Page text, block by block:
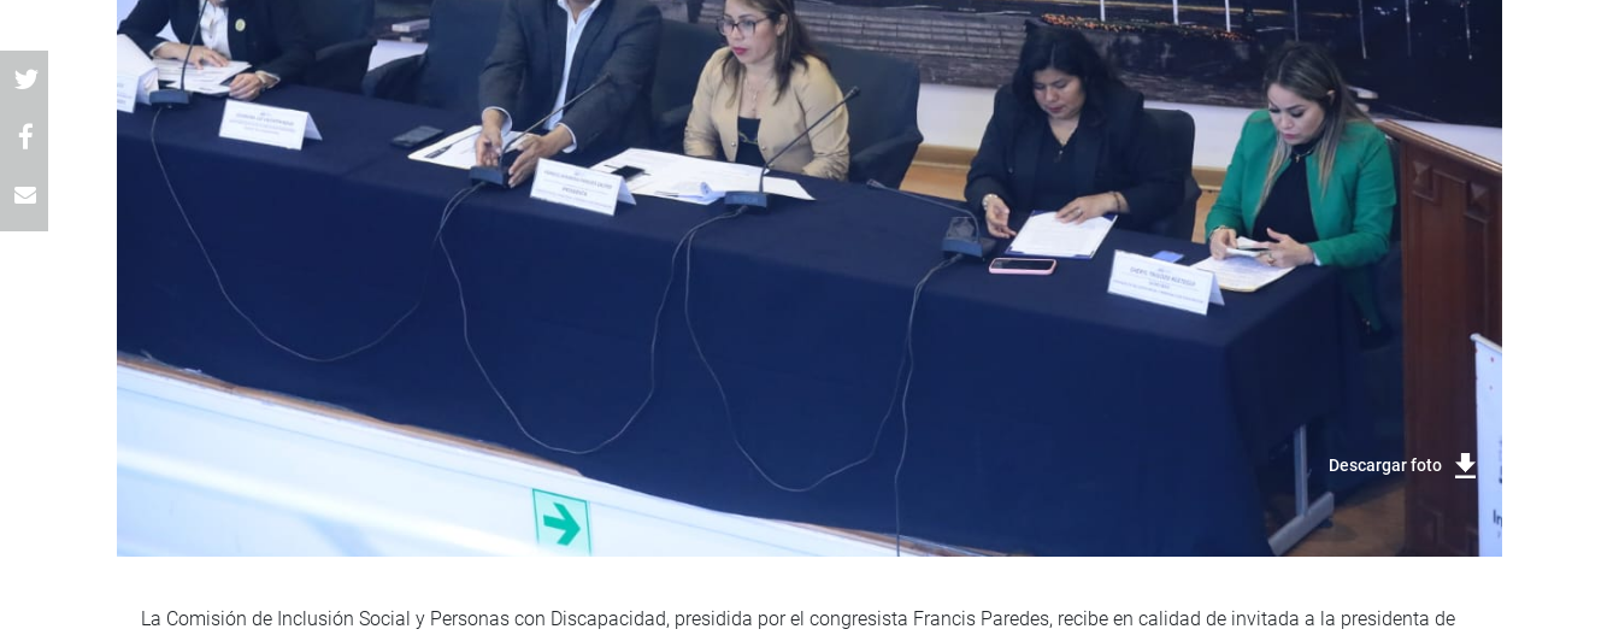
Descargar foto
La Comisión de Inclusión Social y Personas con Discapacidad, presidida por el congresista Francis Paredes, recibe en calidad de invitada a la presidenta de